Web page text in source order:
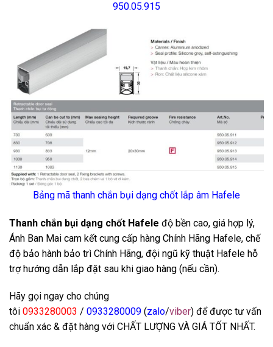
950.05.915
Bảng mã thanh chắn bụi dạng chốt lắp âm Hafele
Thanh chắn bụi dạng chốt Hafele độ bền cao, giá hợp lý,
Ánh Ban Mai cam kết cung cấp hàng Chính Hãng Hafele, chế
độ bảo hành bảo trì Chính Hãng, đội ngũ kỹ thuật Hafele hỗ
trợ hướng dẫn lắp đặt sau khi giao hàng (nếu cần).
Hãy gọi ngay cho chúng
tôi 0933280003 / 0933280009 (zalo/viber) để được tư vấn
chuẩn xác & đặt hàng với CHẤT LƯỢNG VÀ GIÁ TỐT NHẤT.